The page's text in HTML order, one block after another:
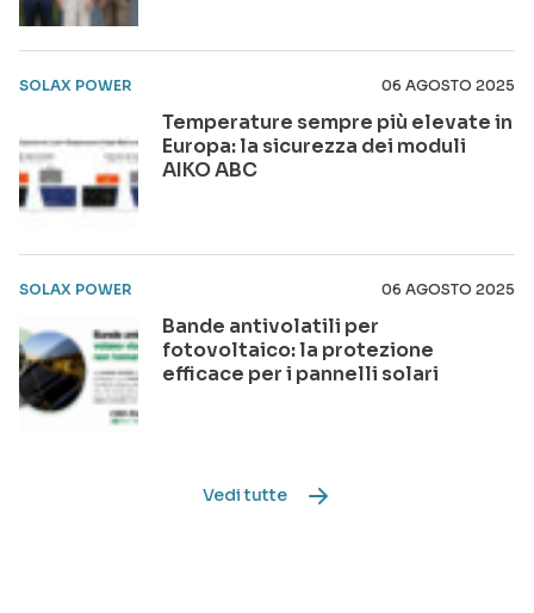
SOLAX POWER 06 AGOSTO 2025
Temperature sempre più elevate in
Europa: la sicurezza dei moduli
AIKO ABC
SOLAX POWER 06 AGOSTO 2025
Bande antivolatili per
fotovoltaico: la protezione
efficace per i pannelli solari
Vedi tutte